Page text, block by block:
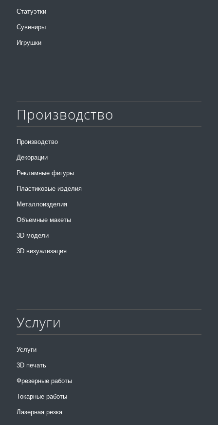
Статуэтки
Сувениры
Игрушки
Производство
Производство
Декорации
Рекламные фигуры
Пластиковые изделия
Металлоизделия
Объемные макеты
3D модели
3D визуализация
Услуги
Услуги
3D печать
Фрезерные работы
Токарные работы
Лазерная резка